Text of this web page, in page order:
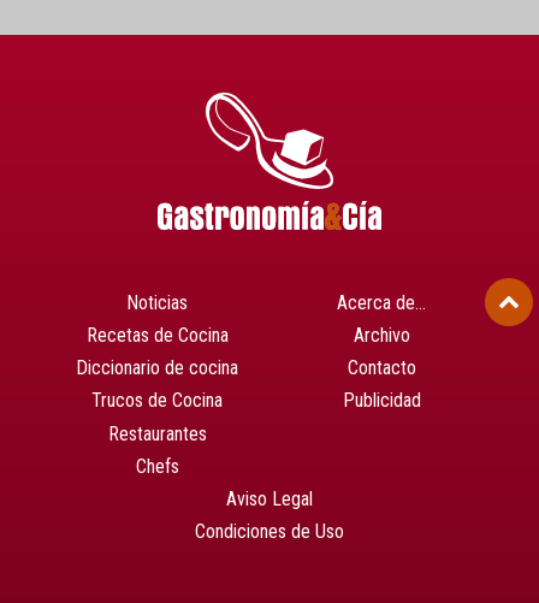
Noticias
Recetas de Cocina
Diccionario de cocina
Trucos de Cocina
Restaurantes
Chefs
Acerca de…
Archivo
Contacto
Publicidad
Aviso Legal
Condiciones de Uso